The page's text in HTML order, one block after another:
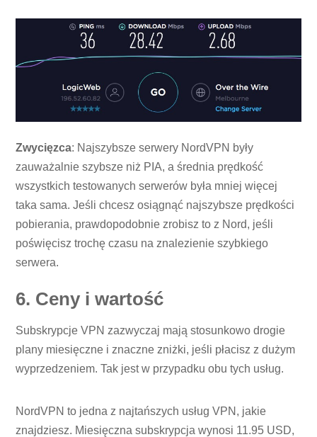
Zwycięzca: Najszybsze serwery NordVPN były
zauważalnie szybsze niż PIA, a średnia prędkość
wszystkich testowanych serwerów była mniej więcej
taka sama. Jeśli chcesz osiągnąć najszybsze prędkości
pobierania, prawdopodobnie zrobisz to z Nord, jeśli
poświęcisz trochę czasu na znalezienie szybkiego
serwera.
6. Ceny i wartość
Subskrypcje VPN zazwyczaj mają stosunkowo drogie
plany miesięczne i znaczne zniżki, jeśli płacisz z dużym
wyprzedzeniem. Tak jest w przypadku obu tych usług.
NordVPN to jedna z najtańszych usług VPN, jakie
znajdziesz. Miesięczna subskrypcja wynosi 11.95 USD,